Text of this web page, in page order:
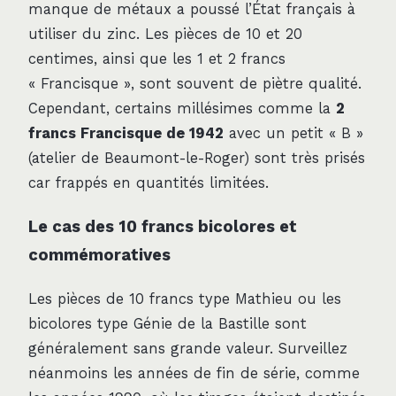
manque de métaux a poussé l’État français à
utiliser du zinc. Les pièces de 10 et 20
centimes, ainsi que les 1 et 2 francs
« Francisque », sont souvent de piètre qualité.
Cependant, certains millésimes comme la 2
francs Francisque de 1942 avec un petit « B »
(atelier de Beaumont-le-Roger) sont très prisés
car frappés en quantités limitées.
Le cas des 10 francs bicolores et
commémoratives
Les pièces de 10 francs type Mathieu ou les
bicolores type Génie de la Bastille sont
généralement sans grande valeur. Surveillez
néanmoins les années de fin de série, comme